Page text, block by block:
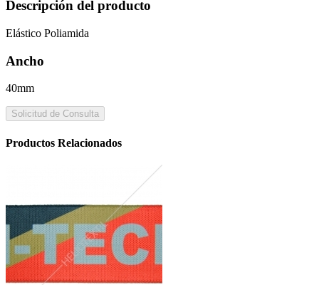
Descripción del producto
Elástico Poliamida
Ancho
40mm
Solicitud de Consulta
Productos Relacionados